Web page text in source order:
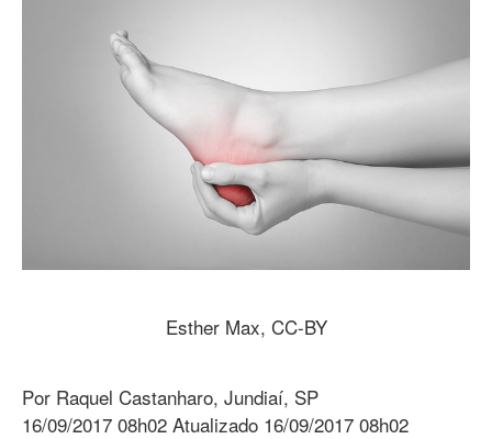
Esther Max, CC-BY
Por Raquel Castanharo, Jundiaí, SP
16/09/2017 08h02 Atualizado 16/09/2017 08h02